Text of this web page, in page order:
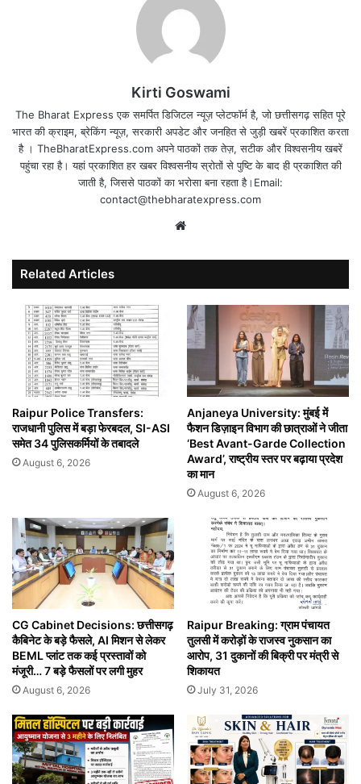
Kirti Goswami
The Bharat Express एक समर्पित डिजिटल न्यूज़ प्लेटफॉर्म है, जो छत्तीसगढ़ सहित पूरे
भारत की क्राइम, ब्रेकिंग न्यूज़, सरकारी अपडेट और जनहित से जुड़ी खबरें प्रकाशित करता
है । TheBharatExpress.com अपने पाठकों तक तेज़, सटीक और विश्वसनीय खबरें
पहुंचा रहा है। यहां प्रकाशित हर खबर विश्वसनीय स्रोतों से पुष्टि के बाद ही प्रकाशित की
जाती है, जिससे पाठकों का भरोसा बना रहता है।Email:
contact@thebharatexpress.com
Related Articles
Raipur Police Transfers:
राजधानी पुलिस में बड़ा फेरबदल, SI-ASI
समेत 34 पुलिसकर्मियों के तबादले
August 6, 2026
Anjaneya University: मुंबई में
फैशन डिज़ाइन विभाग की छात्राओं ने जीता
‘Best Avant-Garde Collection
Award’, राष्ट्रीय स्तर पर बढ़ाया प्रदेश
का मान
August 6, 2026
CG Cabinet Decisions: छत्तीसगढ़
कैबिनेट के बड़े फैसले, AI मिशन से लेकर
BEML प्लांट तक कई प्रस्तावों को
मंजूरी… 7 बड़े फैसलों पर लगी मुहर
August 6, 2026
Raipur Breaking: ग्राम पंचायत
तुलसी में करोड़ों के राजस्व नुकसान का
आरोप, 31 दुकानों की बिक्री पर मंत्री से
शिकायत
July 31, 2026